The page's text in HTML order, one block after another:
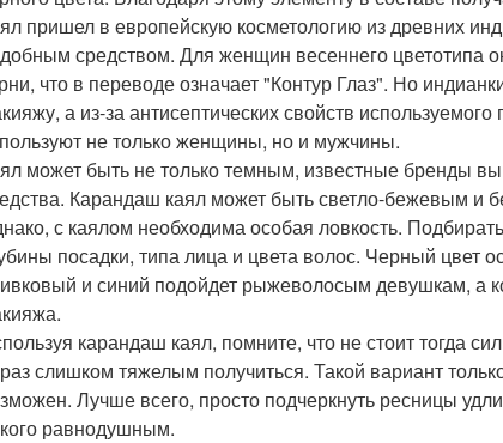
пришел в европейскую косметологию из древних
средством. Для женщин весеннего цветотипа
что в переводе означает "Контур Глаз". Но
а из-за антисептических свойств
не только женщины, но и мужчины.
может быть не только темным, известные бренды
Карандаш каял может быть светло-бежевым и
с каялом необходима особая ловкость.
посадки, типа лица и цвета волос. Черный цвет
и синий подойдет рыжеволосым девушкам, а
карандаш каял, помните, что не стоит тогда
слишком тяжелым получиться. Такой вариант
Лучше всего, просто подчеркнуть ресницы
равнодушным.